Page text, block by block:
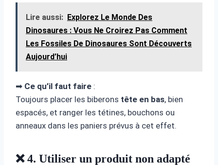
Lire aussi: Explorez Le Monde Des
Dinosaures : Vous Ne Croirez Pas Comment
Les Fossiles De Dinosaures Sont Découverts
Aujourd’hui
➡ Ce qu’il faut faire :
Toujours placer les biberons tête en bas, bien
espacés, et ranger les tétines, bouchons ou
anneaux dans les paniers prévus à cet effet.
❌ 4. Utiliser un produit non adapté